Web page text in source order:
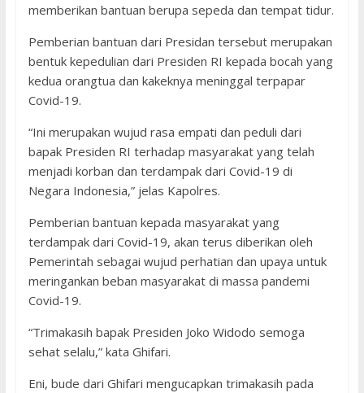
memberikan bantuan berupa sepeda dan tempat tidur.
Pemberian bantuan dari Presidan tersebut merupakan
bentuk kepedulian dari Presiden RI kepada bocah yang
kedua orangtua dan kakeknya meninggal terpapar
Covid-19.
“Ini merupakan wujud rasa empati dan peduli dari
bapak Presiden RI terhadap masyarakat yang telah
menjadi korban dan terdampak dari Covid-19 di
Negara Indonesia,” jelas Kapolres.
Pemberian bantuan kepada masyarakat yang
terdampak dari Covid-19, akan terus diberikan oleh
Pemerintah sebagai wujud perhatian dan upaya untuk
meringankan beban masyarakat di massa pandemi
Covid-19.
“Trimakasih bapak Presiden Joko Widodo semoga
sehat selalu,” kata Ghifari.
Eni, bude dari Ghifari mengucapkan trimakasih pada